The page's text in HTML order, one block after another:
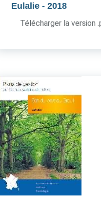
Eulalie - 2018
Télécharger la version